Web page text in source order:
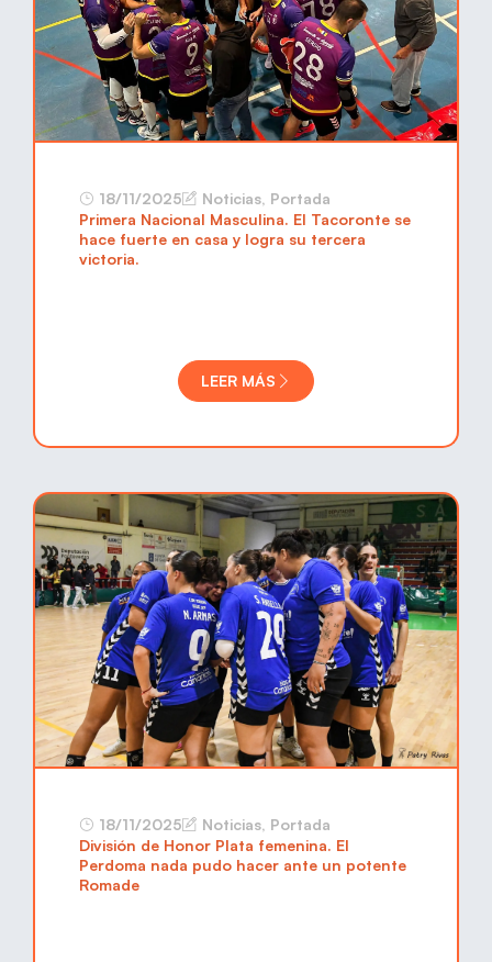
18/11/2025 Noticias, Portada
Primera Nacional Masculina. El Tacoronte se
hace fuerte en casa y logra su tercera
victoria.
LEER MÁS
18/11/2025 Noticias, Portada
División de Honor Plata femenina. El
Perdoma nada pudo hacer ante un potente
Romade